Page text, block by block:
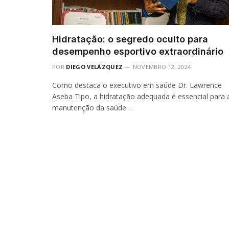
Hidratação: o segredo oculto para
desempenho esportivo extraordinário
POR DIEGO VELÁZQUEZ NOVEMBRO 12, 2024
Como destaca o executivo em saúde Dr. Lawrence
Aseba Tipo, a hidratação adequada é essencial para
manutenção da saúde…